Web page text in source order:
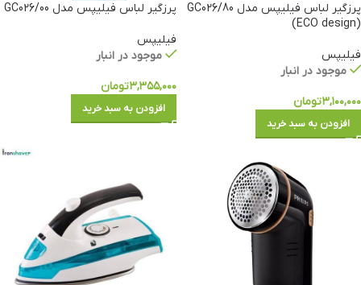
پرزگیر لباس فیلیپس مدل GC026/80
(ECO design)
فیلیپس
موجود در انبار
۳,۱۰۰,۰۰۰تومان
افزودن به سبد خرید
پرزگیر لباس فیلیپس مدل GC026/00
فیلیپس
موجود در انبار
۳,۳۵۵,۰۰۰تومان
افزودن به سبد خرید